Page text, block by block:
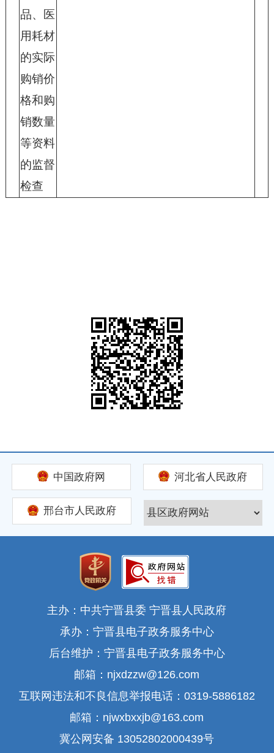
品、医
用耗材
的实际
购销价
格和购
销数量
等资料
的监督
检查
中国政府网 河北省人民政府
邢台市人民政府
主办：中共宁晋县委 宁晋县人民政府
承办：宁晋县电子政务服务中心
后台维护：宁晋县电子政务服务中心
邮箱：njxdzzw@126.com
互联网违法和不良信息举报电话：0319-5886182
邮箱：njwxbxxjb@163.com
冀公网安备 13052802000439号